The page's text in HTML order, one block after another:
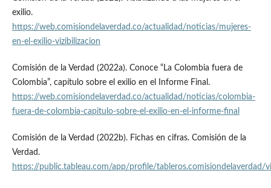
exilio.
https://web.comisiondelaverdad.co/actualidad/noticias/mujeres-
en-el-exilio-vizibilizacion
Comisión de la Verdad (2022a). Conoce “La Colombia fuera de
Colombia”, capítulo sobre el exilio en el Informe Final.
https://web.comisiondelaverdad.co/actualidad/noticias/colombia-
fuera-de-colombia-capitulo-sobre-el-exilio-en-el-informe-final
Comisión de la Verdad (2022b). Fichas en cifras. Comisión de la
Verdad.
https://public.tableau.com/app/profile/tableros.comisiondelaverdad/